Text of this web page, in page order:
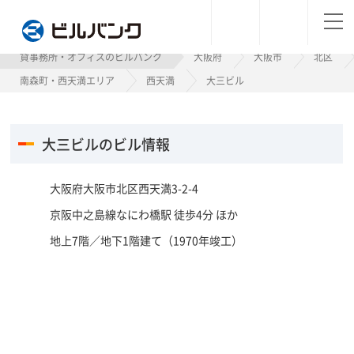
ビルバンク
貸事務所・オフィスのビルバンク 大阪府 大阪市
北区
南森町・西天満エリア
西天満 大三ビル
大三ビルのビル情報
大阪府大阪市北区西天満3-2-4
京阪中之島線なにわ橋駅 徒歩4分 ほか
地上7階／地下1階建て（1970年竣工）